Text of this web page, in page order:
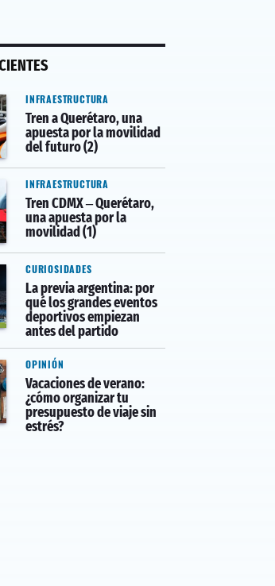
INFRAESTRUCTURA
Tren a Querétaro, una
apuesta por la movilidad
del futuro (2)
INFRAESTRUCTURA
Tren CDMX – Querétaro,
una apuesta por la
movilidad (1)
CURIOSIDADES
La previa argentina: por
qué los grandes eventos
deportivos empiezan
antes del partido
OPINIÓN
Vacaciones de verano:
¿cómo organizar tu
presupuesto de viaje sin
estrés?